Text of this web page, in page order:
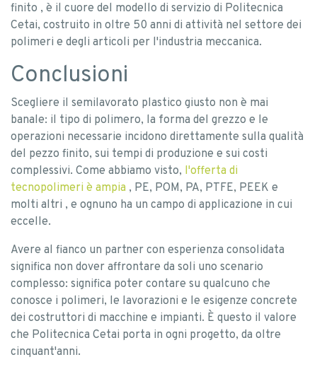
finito , è il cuore del modello di servizio di Politecnica
Cetai, costruito in oltre 50 anni di attività nel settore dei
polimeri e degli articoli per l'industria meccanica.
Conclusioni
Scegliere il semilavorato plastico giusto non è mai
banale: il tipo di polimero, la forma del grezzo e le
operazioni necessarie incidono direttamente sulla qualità
del pezzo finito, sui tempi di produzione e sui costi
complessivi. Come abbiamo visto, l'offerta di
tecnopolimeri è ampia , PE, POM, PA, PTFE, PEEK e
molti altri , e ognuno ha un campo di applicazione in cui
eccelle.
Avere al fianco un partner con esperienza consolidata
significa non dover affrontare da soli uno scenario
complesso: significa poter contare su qualcuno che
conosce i polimeri, le lavorazioni e le esigenze concrete
dei costruttori di macchine e impianti. È questo il valore
che Politecnica Cetai porta in ogni progetto, da oltre
cinquant'anni.